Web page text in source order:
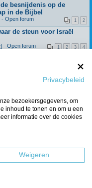
Privacybeleid
bezoekersgegevens, om
inhoud te tonen en om u een
informatie over de cookies
Weigeren
besnijdenis op de
in de Bijbel
1 2
- Open forum
de steun voor Israël
1 2 3 4
- Open forum
45
Richteren 11:29
in
Het team